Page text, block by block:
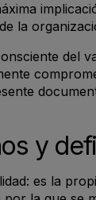
la
del
y
es la